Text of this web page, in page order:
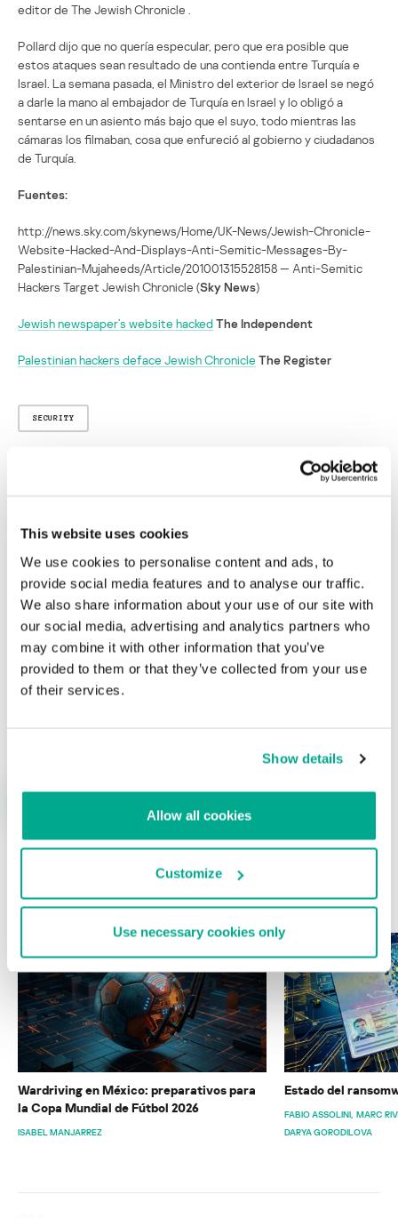
This website uses cookies
We use cookies to personalise content and ads, to
provide social media features and to analyse our traffic.
We also share information about your use of our site with
our social media, advertising and analytics partners who
may combine it with other information that you’ve
provided to them or that they’ve collected from your use
of their services.
Show details
Allow all cookies
Customize
Use necessary cookies only
editor de The Jewish Chronicle .
Pollard dijo que no quería especular, pero que era posible que
estos ataques sean resultado de una contienda entre Turquía e
Israel. La semana pasada, el Ministro del exterior de Israel se negó
a darle la mano al embajador de Turquía en Israel y lo obligó a
sentarse en un asiento más bajo que el suyo, todo mientras las
cámaras los filmaban, cosa que enfureció al gobierno y ciudadanos
de Turquía.
Fuentes:
http://news.sky.com/skynews/Home/UK-News/Jewish-Chronicle-
Website-Hacked-And-Displays-Anti-Semitic-Messages-By-
Palestinian-Mujaheeds/Article/201001315528158 — Anti-Semitic
Hackers Target Jewish Chronicle (Sky News)
Jewish newspaper’s website hackedThe Independent
Palestinian hackers deface Jewish Chronicle The Register
SECURITY
Piratas atacan un periódico judío para
campos obligatorios están marcados con*
ÚLTIMAS PUBLICACIONES
Wardriving en México: preparativos para
la Copa Mundial de Fútbol 2026
ISABEL MANJARREZ
Estado del
FABIO ASSOLINI MARC
DARYA GORODILOVA